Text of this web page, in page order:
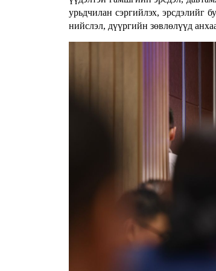
урьдчилан сэргийлэх, эрсдэлийг
нийслэл, дүүргийн зөвлөлүүд